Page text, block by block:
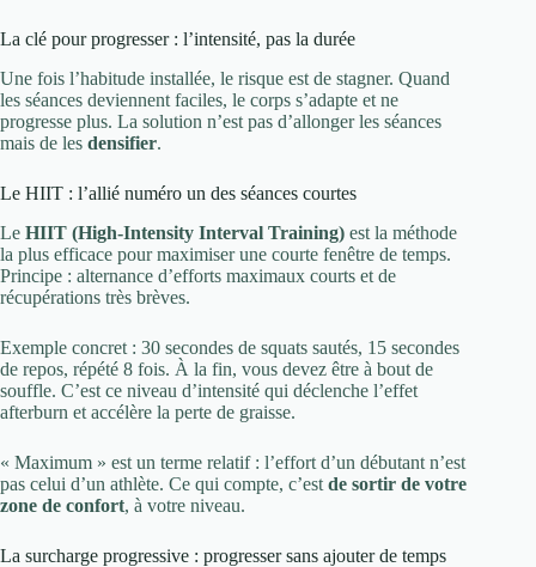
La clé pour progresser : l’intensité, pas la durée
Une fois l’habitude installée, le risque est de stagner. Quand
les séances deviennent faciles, le corps s’adapte et ne
progresse plus. La solution n’est pas d’allonger les séances
mais de les densifier.
Le HIIT : l’allié numéro un des séances courtes
Le HIIT (High-Intensity Interval Training) est la méthode
la plus efficace pour maximiser une courte fenêtre de temps.
Principe : alternance d’efforts maximaux courts et de
récupérations très brèves.
Exemple concret : 30 secondes de squats sautés, 15 secondes
de repos, répété 8 fois. À la fin, vous devez être à bout de
souffle. C’est ce niveau d’intensité qui déclenche l’effet
afterburn et accélère la perte de graisse.
« Maximum » est un terme relatif : l’effort d’un débutant n’est
pas celui d’un athlète. Ce qui compte, c’est de sortir de votre
zone de confort, à votre niveau.
La surcharge progressive : progresser sans ajouter de temps